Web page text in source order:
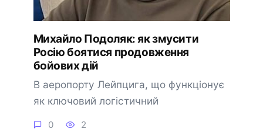
Михайло Подоляк: як змусити
Росію боятися продовження
бойових дій
В аеропорту Лейпцига, що функціонує
як ключовий логістичний
0 2